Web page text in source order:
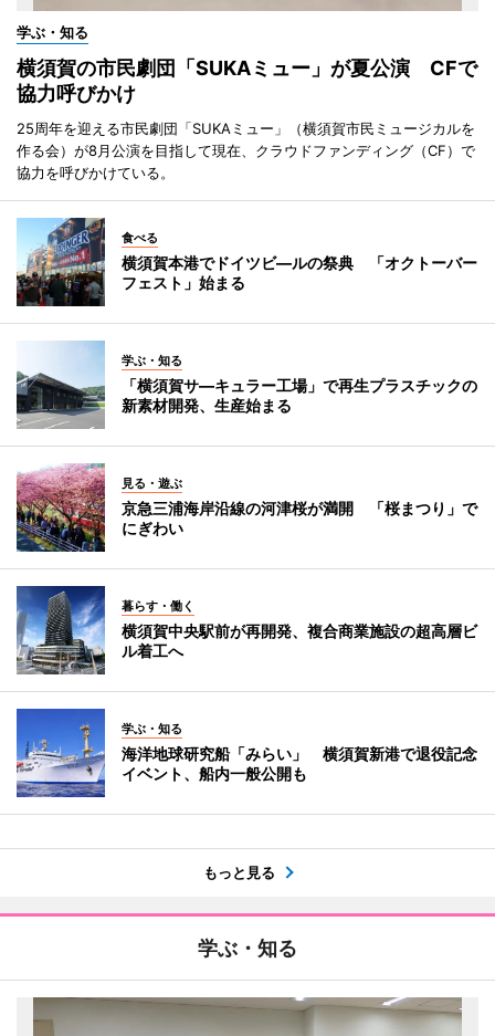
学ぶ・知る
横須賀の市民劇団「SUKAミュー」が夏公演 CFで
協力呼びかけ
25周年を迎える市民劇団「SUKAミュー」（横須賀市民ミュージカルを
作る会）が8月公演を目指して現在、クラウドファンディング（CF）で
協力を呼びかけている。
食べる
横須賀本港でドイツビ―ルの祭典 「オクトーバー
フェスト」始まる
学ぶ・知る
「横須賀サ―キュラー工場」で再生プラスチックの
新素材開発、生産始まる
見る・遊ぶ
京急三浦海岸沿線の河津桜が満開 「桜まつり」で
にぎわい
暮らす・働く
横須賀中央駅前が再開発、複合商業施設の超高層ビ
ル着工へ
学ぶ・知る
海洋地球研究船「みらい」 横須賀新港で退役記念
イベント、船内一般公開も
もっと見る
学ぶ・知る